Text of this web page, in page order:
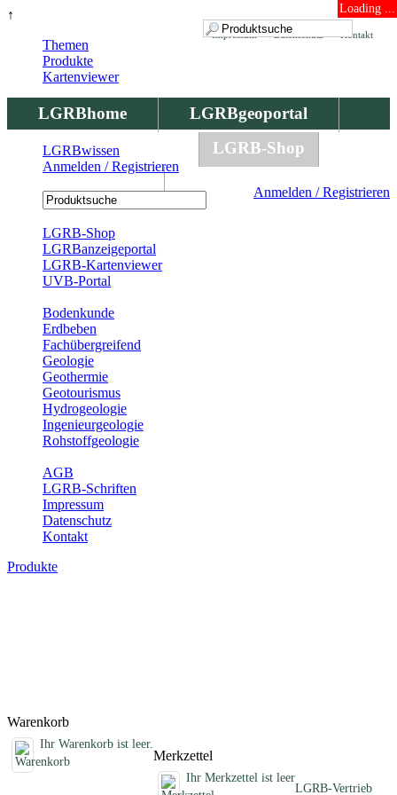
↑ Loading ...
Kontakt
Datenschutz
Impressum
LGRBhome
LGRBgeoportal
LGRBbohrungen
LGRB-Shop
Anmelden / Registrieren
Themen
Produkte
Kartenviewer
LGRBwissen
Anmelden / Registrieren
LGRB-Shop
LGRBanzeigeportal
LGRB-Kartenviewer
UVB-Portal
Bodenkunde
Erdbeben
Fachübergreifend
Geologie
Geothermie
Geotourismus
Hydrogeologie
Ingenieurgeologie
Rohstoffgeologie
AGB
LGRB-Schriften
Impressum
Datenschutz
Kontakt
Produkte
Warenkorb
Ihr Warenkorb ist leer.
Merkzettel
Ihr Merkzettel ist leer
LGRB-Vertrieb